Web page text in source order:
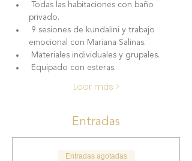
privado.
emocional con Mariana Salinas.
Materiales individuales y grupales.
Equipado con esteras.
Leer más >
Entradas
Entradas agotadas